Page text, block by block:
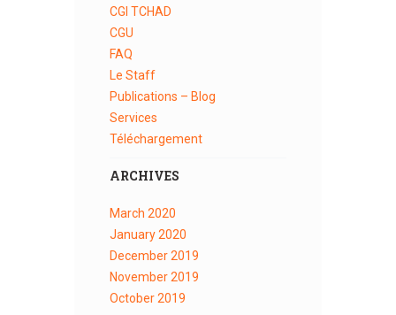
CGI TCHAD
CGU
FAQ
Le Staff
Publications – Blog
Services
Téléchargement
ARCHIVES
March 2020
January2020
December2019
November2019
October2019